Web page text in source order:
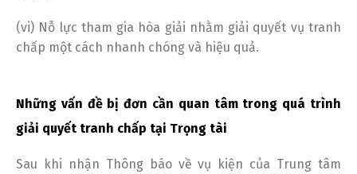
(vi) Nỗ lực tham gia hòa giải nhằm giải quyết vụ tranh
chấp một cách nhanh chóng và hiệu quả.
Những vấn đề bị đơn cần quan tâm trong quá trình
giải quyết tranh chấp tại Trọng tài
Sau khi nhận Thông báo về vụ kiện của Trung tâm